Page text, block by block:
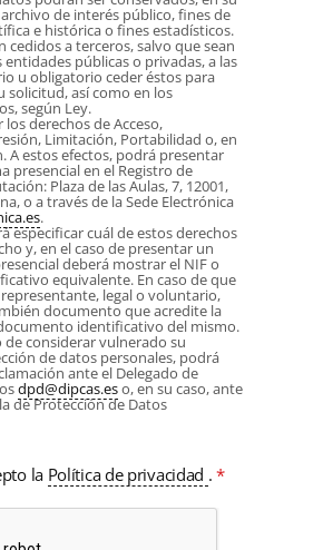
de interés público, fines de
e histórica o fines estadísticos.
cedidos a terceros, salvo que sean
públicas o privadas, a las
u obligatorio ceder éstos para
solicitud, así como en los
según Ley.
derechos de Acceso,
Limitación, Portabilidad o, en
A estos efectos, podrá presentar
presencial en el Registro de
Plaza de las Aulas, 7, 12001,
o a través de la Sede Electrónica
.
especificar cuál de estos derechos
y, en el caso de presentar un
deberá mostrar el NIF o
equivalente. En caso de que
legal o voluntario,
documento que acredite la
identificativo del mismo.
de considerar vulnerado su
de datos personales, podrá
ante el Delegado de
dpd@dipcas.eso, en su caso, ante
de Protección de Datos
la Política de privacidad .*